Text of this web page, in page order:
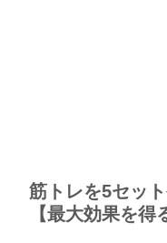
筋トレを5セッ
【最大効果を得